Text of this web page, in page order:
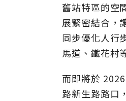
舊站特區的空
展緊密結合，
同步優化人行
馬道、鐵花村
而即將於
路新生路路口